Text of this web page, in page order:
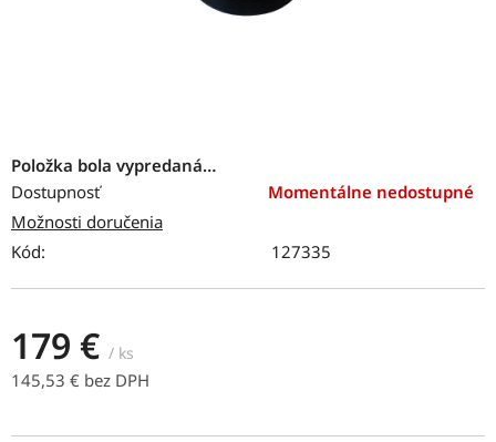
Položka bola vypredaná…
Dostupnosť
Momentálne nedostupné
Možnosti doručenia
Kód:
127335
179 € / ks
145,53 € bez DPH